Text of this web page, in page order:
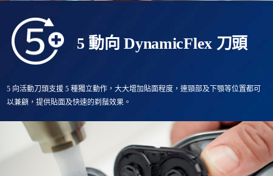
5 動向 DynamicFlex 刀頭
5 向活動刀頭支援 5 種獨立動作，大大增加貼面程度，連頸部及下顎等位置都可
以兼顧，提供貼面及快速的剃鬚效果。